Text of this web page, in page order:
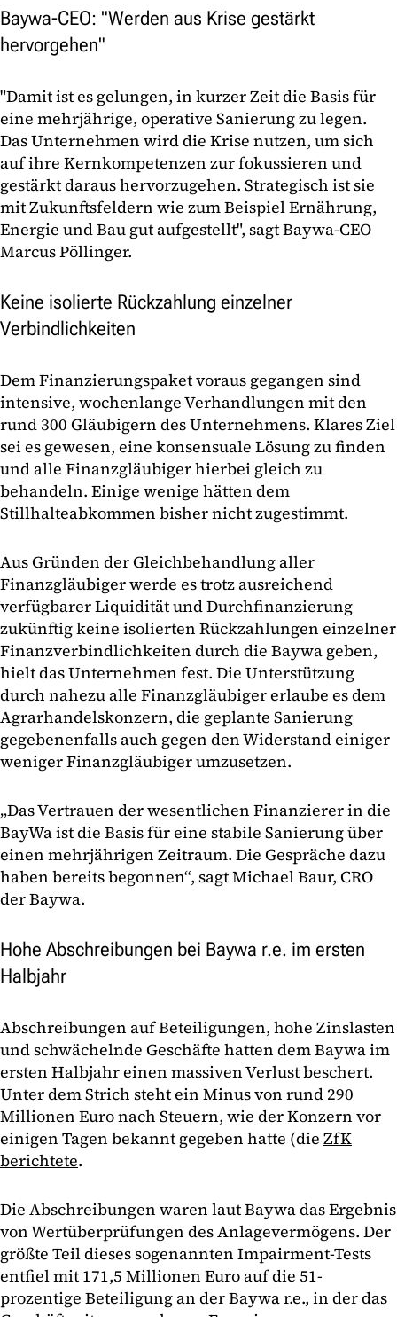
Baywa-CEO: "Werden aus Krise gestärkt
hervorgehen"
"Damit ist es gelungen, in kurzer Zeit die Basis für
eine mehrjährige, operative Sanierung zu legen.
Das Unternehmen wird die Krise nutzen, um sich
auf ihre Kernkompetenzen zur fokussieren und
gestärkt daraus hervorzugehen. Strategisch ist sie
mit Zukunftsfeldern wie zum Beispiel Ernährung,
Energie und Bau gut aufgestellt", sagt Baywa-CEO
Marcus Pöllinger.
Keine isolierte Rückzahlung einzelner
Verbindlichkeiten
Dem Finanzierungspaket voraus gegangen sind
intensive, wochenlange Verhandlungen mit den
rund 300 Gläubigern des Unternehmens. Klares Ziel
sei es gewesen, eine konsensuale Lösung zu finden
und alle Finanzgläubiger hierbei gleich zu
behandeln. Einige wenige hätten dem
Stillhalteabkommen bisher nicht zugestimmt.
Aus Gründen der Gleichbehandlung aller
Finanzgläubiger werde es trotz ausreichend
verfügbarer Liquidität und Durchfinanzierung
zukünftig keine isolierten Rückzahlungen einzelner
Finanzverbindlichkeiten durch die Baywa geben,
hielt das Unternehmen fest. Die Unterstützung
durch nahezu alle Finanzgläubiger erlaube es dem
Agrarhandelskonzern, die geplante Sanierung
gegebenenfalls auch gegen den Widerstand einiger
weniger Finanzgläubiger umzusetzen.
„Das Vertrauen der wesentlichen Finanzierer in die
BayWa ist die Basis für eine stabile Sanierung über
einen mehrjährigen Zeitraum. Die Gespräche dazu
haben bereits begonnen“, sagt Michael Baur, CRO
der Baywa.
Hohe Abschreibungen bei Baywa r.e. im ersten
Halbjahr
Abschreibungen auf Beteiligungen, hohe Zinslasten
und schwächelnde Geschäfte hatten dem Baywa im
ersten Halbjahr einen massiven Verlust beschert.
Unter dem Strich steht ein Minus von rund 290
Millionen Euro nach Steuern, wie der Konzern vor
einigen Tagen bekannt gegeben hatte (die ZfK
berichtete.
Die Abschreibungen waren laut Baywa das Ergebnis
von Wertüberprüfungen des Anlagevermögens. Der
größte Teil dieses sogenannten Impairment-Tests
entfiel mit 171,5 Millionen Euro auf die 51-
prozentige Beteiligung an der Baywa r.e., in der das